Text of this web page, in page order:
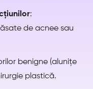
:
de acnee sau
benigne (alunițe
plastică.